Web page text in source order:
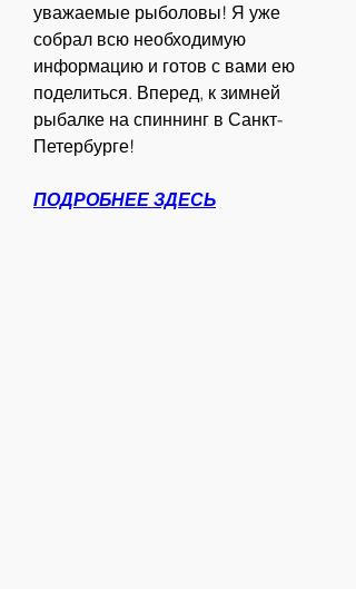
уважаемые рыболовы! Я уже
собрал всю необходимую
информацию и готов с вами ею
поделиться. Вперед, к зимней
рыбалке на спиннинг в Санкт-
Петербурге!
ПОДРОБНЕЕ ЗДЕСЬ